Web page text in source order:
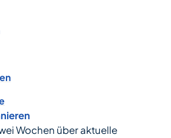
Wochen über aktuelle